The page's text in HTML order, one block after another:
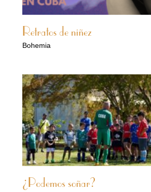
Retratos de niñez
Bohemia
¿Podemos soñar?